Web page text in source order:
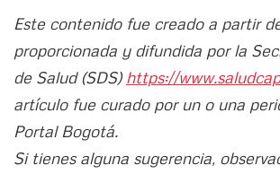
Este contenido fue creado a partir
proporcionada y difundida por la
de Salud (SDS) https://
artículo fue curado por un o una
Portal Bogotá.
Si tienes alguna sugerencia,